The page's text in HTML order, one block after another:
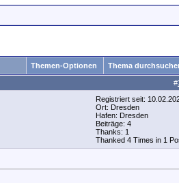
Themen-Optionen Thema
#
Registriert seit:
Ort: Dresden
Hafen: Dresden
Beiträge: 4
Thanks: 1
Thanked 4 Times in 1